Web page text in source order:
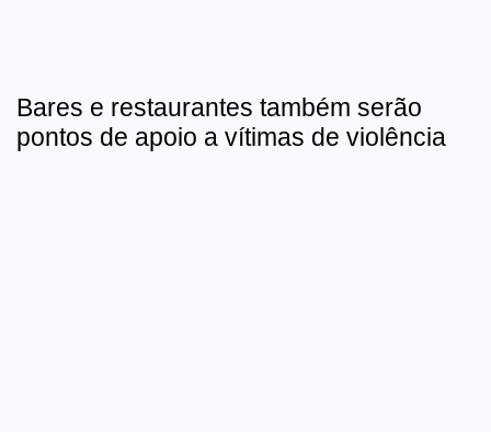
Bares e restaurantes também serão
pontos de apoio a vítimas de violência